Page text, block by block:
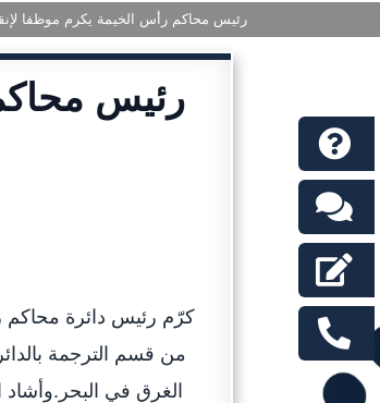
رئيس محاكم رأس الخيمة يكرم موظفا
رئيس
كرّم رئيس دائرة محاكم
من قسم الترجمة
الغرق في